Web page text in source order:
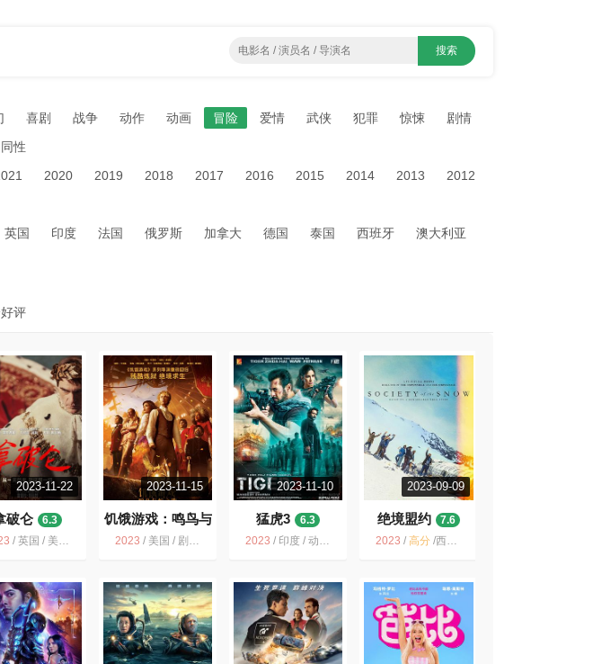
喜剧 战争 动作 动画 冒险 爱情 武侠 犯罪 惊悚
剧情
同性
2020 2019 2018 2017 2016 2015 2014 2013
2012
英国 印度 法国 俄罗斯 加拿大 德国 泰国 西班牙
澳大利亚
评
2023-11-22
破仑
6.3
/ 英国 / 美国 / 剧情 动作 传记 历史 战争 冒险
2023-11-15
饥饿游戏：鸣鸟与
蛇之歌
6.6
2023 / 美国 / 剧情 动作 科幻 惊悚 战争 冒险
2023-11-10
猛虎3
6.3
2023 / 印度 / 动作 惊悚 冒险
2023-09-09
绝境盟约
7.6
2023 /高分 /西班牙 / 美国 / 剧情 惊悚 传记 历史 冒险